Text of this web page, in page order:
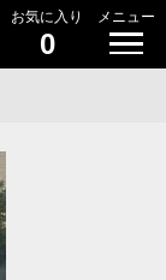
お気に入り
0
メニュー